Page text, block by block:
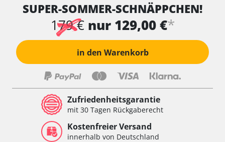
SUPER-SOMMER-SCHNÄPPCHEN!
179 € nur 129,00 €*
in den Warenkorb
Zufriedenheitsgarantie
mit 30 Tagen Rückgaberecht
Kostenfreier Versand
innerhalb von Deutschland